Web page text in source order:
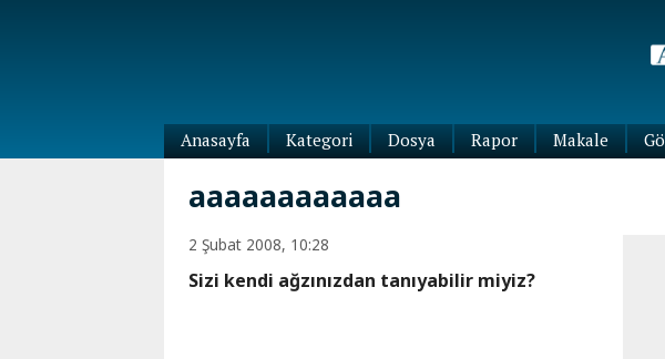
Anasayfa
Kategori
Dünya
Abhazya
Adıgey
Kafkas-
Ötesi
Dosya Rapor Makale
aaaaaaaaaaaa
2 Şubat 2008, 10:28
Sizi kendi ağzınızdan tanıyabilir miyiz?